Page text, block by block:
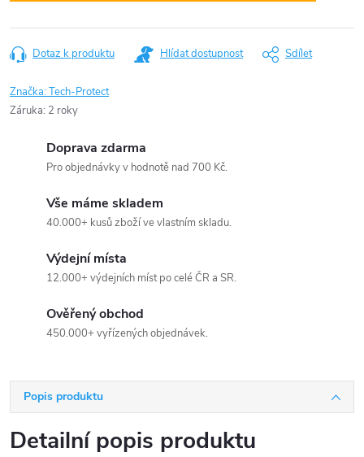
Dotaz k produktu Hlídat dostupnost Sdílet
Značka:Tech-Protect
Záruka: 2 roky
Doprava zdarma
Pro objednávky v hodnotě nad 700 Kč.
Vše máme skladem
40.000+ kusů zboží ve vlastním skladu.
Výdejní místa
12.000+ výdejních míst po celé ČR a SR.
Ověřený obchod
450.000+ vyřízených objednávek.
Popis produktu
Detailní popis produktu